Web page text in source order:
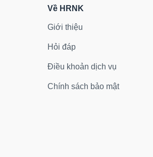
Về HRNK
Giới thiệu
Hỏi đáp
Điều khoản dịch vụ
Chính sách bảo mật